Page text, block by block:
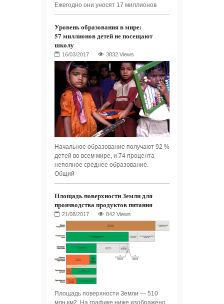
Ежегодно они уносят 17 миллионов
Уровень образования в мире:
57 миллионов детей не посещают
школу
3032 Views
Начальное образование получают 92 %
детей во всем мире, и 74 процента —
неполное среднее образование.
Общий
Площадь поверхности Земли для
производства продуктов питания
842 Views
Площадь поверхности Земли — 510
млн км2. На графике ниже изображено